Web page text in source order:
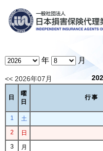
年 月
<< 2026年07月
日
曜
日
行事
1
土
2
日
3
月